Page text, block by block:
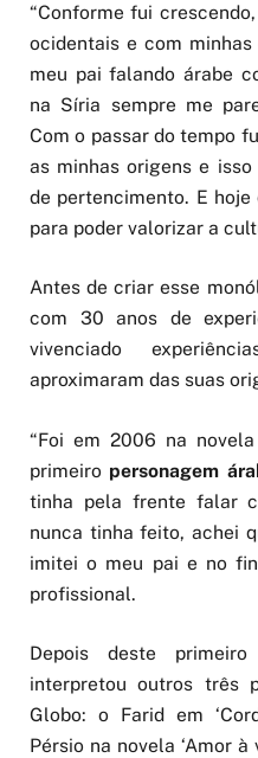
“Conforme fui
ocidentais e com minhas
meu pai falando árabe
na Síria sempre me
Com o passar do tempo
as minhas origens e
de pertencimento. E
para poder valorizar a
Antes de criar esse
com 30 anos de
vivenciado
aproximaram das suas
“Foi em 2006 na novela
primeiro personagem
tinha pela frente falar
nunca tinha feito, achei
imitei o meu pai e no
profissional.
Depois deste
interpretou outros três
Globo: o Farid em
Pérsio na novela ‘Amor à